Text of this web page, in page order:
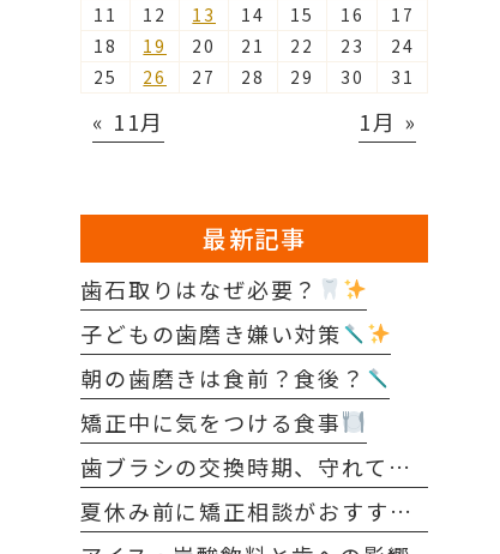
11
12 13 14 15 16
17
18
19 20 21 22 23
24
25
26 27 28 29 30 31
« 11月 1月 »
最新記事
歯石取りはなぜ必要？
子どもの歯磨き嫌い対策
朝の歯磨きは食前？食後？
矯正中に気をつける食事
歯ブラシの交換時期、守れていますか？
夏休み前に矯正相談がおすすめな理由